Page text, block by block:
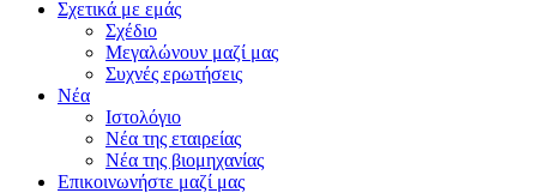
Σχετικά με εμάς
Σχέδιο
Μεγαλώνουν μαζί μας
Συχνές ερωτήσεις
Νέα
Ιστολόγιο
Νέα της εταιρείας
Νέα της βιομηχανίας
Επικοινωνήστε μαζί μας